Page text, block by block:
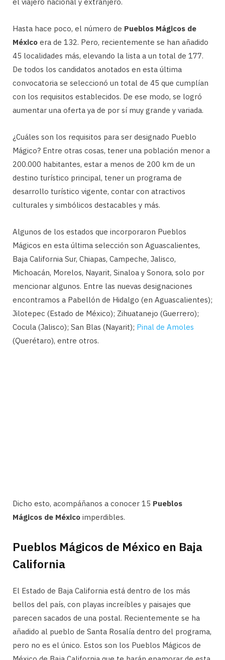
Hasta hace poco, el número de Pueblos Mágicos de
México era de 132. Pero, recientemente se han añadido
45 localidades más, elevando la lista a un total de 177.
De todos los candidatos anotados en esta última
convocatoria se seleccionó un total de 45 que cumplían
con los requisitos establecidos. De ese modo, se logró
aumentar una oferta ya de por sí muy grande y variada.
¿Cuáles son los requisitos para ser designado Pueblo
Mágico? Entre otras cosas, tener una población menor a
200.000 habitantes, estar a menos de 200 km de un
destino turístico principal, tener un programa de
desarrollo turístico vigente, contar con atractivos
culturales y simbólicos destacables y más.
Algunos de los estados que incorporaron Pueblos
Mágicos en esta última selección son Aguascalientes,
Baja California Sur, Chiapas, Campeche, Jalisco,
Michoacán, Morelos, Nayarit, Sinaloa y Sonora, solo por
mencionar algunos. Entre las nuevas designaciones
encontramos a Pabellón de Hidalgo (en Aguascalientes);
Jilotepec (Estado de México); Zihuatanejo (Guerrero);
Cocula (Jalisco); San Blas (Nayarit); Pinal de Amoles
(Querétaro), entre otros.
Dicho esto, acompáñanos a conocer 15 Pueblos
Mágicos de México imperdibles.
Pueblos Mágicos de México en Baja
California
El Estado de Baja California está dentro de los más
bellos del país, con playas increíbles y paisajes que
parecen sacados de una postal. Recientemente se ha
añadido al pueblo de Santa Rosalía dentro del programa,
pero no es el único. Estos son los Pueblos Mágicos de